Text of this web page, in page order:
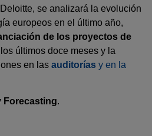
se analizará la evolución
europeos en el último año,
de los proyectos de
últimos doce meses y la
en las auditorías y en la
Forecasting.